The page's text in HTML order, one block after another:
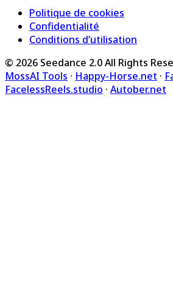
Politique de cookies
Confidentialité
Conditions d’utilisation
© 2026 Seedance 2.0All Rights
MossAI Tools · Happy-Horse.net ·
FacelessReels.studio · Autober.net